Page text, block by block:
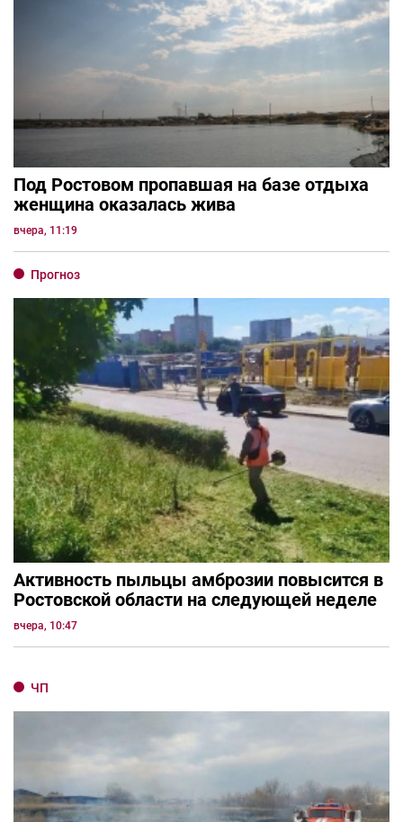
Под Ростовом пропавшая на базе отдыха
женщина оказалась жива
вчера, 11:19
Прогноз
Активность пыльцы амброзии повысится в
Ростовской области на следующей неделе
вчера, 10:47
ЧП